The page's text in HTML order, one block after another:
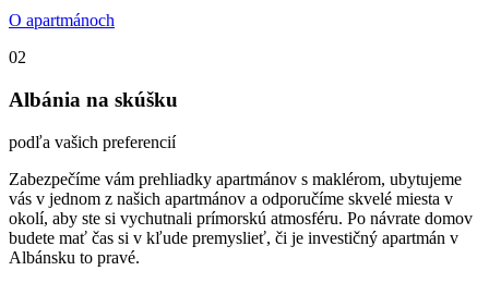
O apartmánoch
02
Albánia na skúšku
podľa vašich preferencií
Zabezpečíme vám prehliadky apartmánov s maklérom, ubytujeme
vás v jednom z našich apartmánov a odporučíme skvelé miesta v
okolí, aby ste si vychutnali prímorskú atmosféru. Po návrate domov
budete mať čas si v kľude premyslieť, či je investičný apartmán v
Albánsku to pravé.